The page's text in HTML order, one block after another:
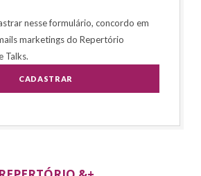
nesse formulário, concordo em
marketings do Repertório
Talks.